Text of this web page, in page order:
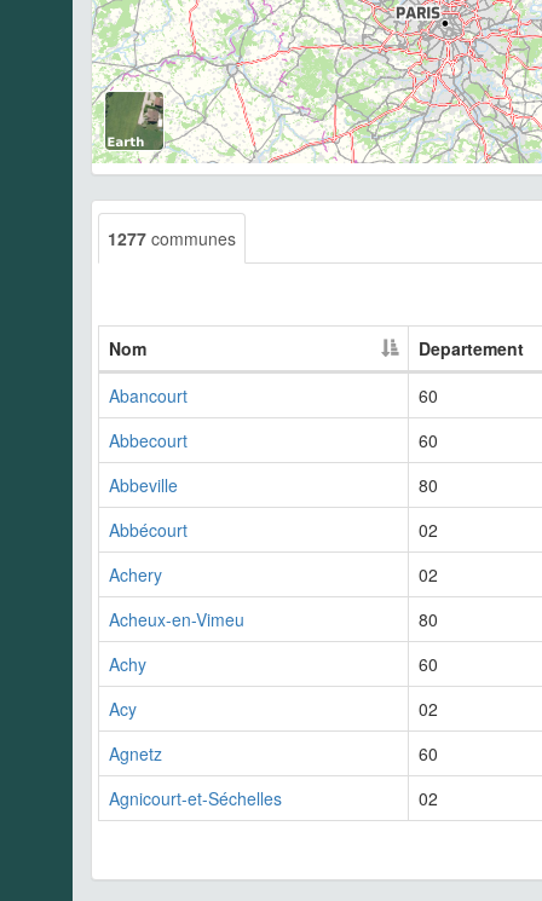
1277 communes
Nom
Departement
Abancourt
60
Abbecourt
60
Abbeville
80
Abbécourt
02
Achery
02
Acheux-en-Vimeu
80
Achy
60
Acy
02
Agnetz
60
Agnicourt-et-Séchelles
02